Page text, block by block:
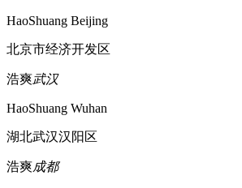
HaoShuang Beijing
北京市经济开发区
浩爽武汉
HaoShuang Wuhan
湖北武汉汉阳区
浩爽成都